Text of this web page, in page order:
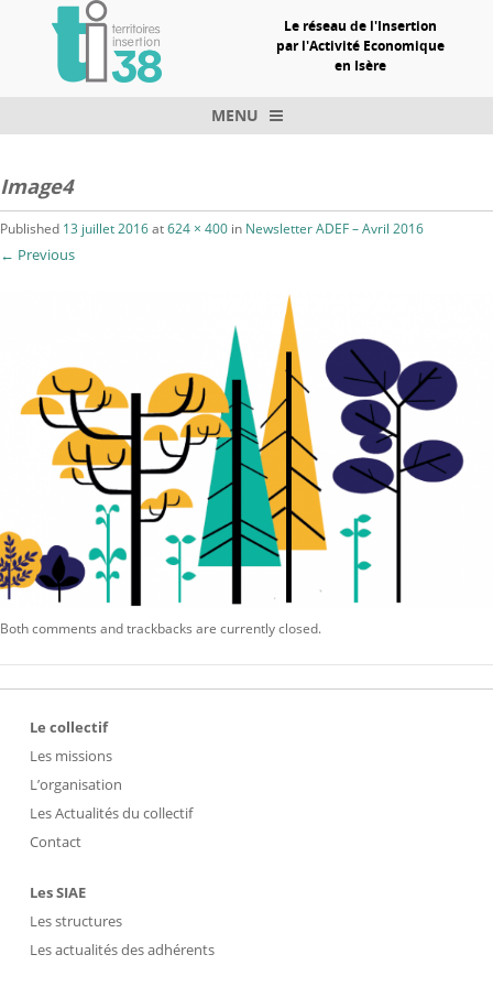
Le réseau de l'Insertion
par l'Activité Economique
en Isère
MENU
Image4
Published 13 juillet 2016at624 × 400 in Newsletter ADEF – Avril 2016
← Previous
Both comments and trackbacks are currently closed.
Le collectif
Les missions
L’organisation
Les Actualités du collectif
Contact
Les SIAE
Les structures
Les actualités des adhérents